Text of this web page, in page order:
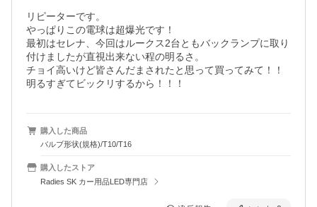
リピーターです。
やっぱりこの電球は超爆光です！
最初はセレナ、今回はルークス2台ともバックランプに取り
付けましたが直視出来ない程の明るさ。
チョイ高いけど皆さんだまされたと思って買ってみて！！
明るすぎてビックリするから！！！
購入した商品
バルブ形状(規格)/T10/T16
購入したストア
Radies SK カー用品LED専門店